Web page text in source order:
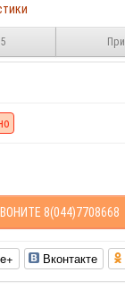
8(044)7708668
Вконтакте